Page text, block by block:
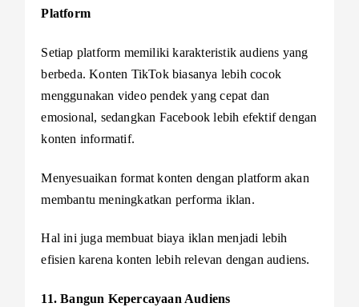
Platform
Setiap platform memiliki karakteristik audiens yang
berbeda. Konten TikTok biasanya lebih cocok
menggunakan video pendek yang cepat dan
emosional, sedangkan Facebook lebih efektif dengan
konten informatif.
Menyesuaikan format konten dengan platform akan
membantu meningkatkan performa iklan.
Hal ini juga membuat biaya iklan menjadi lebih
efisien karena konten lebih relevan dengan audiens.
11. Bangun Kepercayaan Audiens